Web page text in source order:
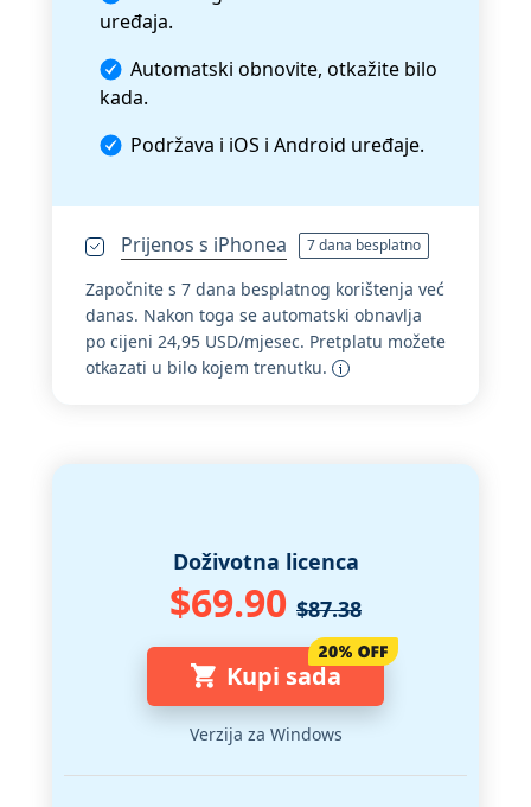
uređaja.
Automatski obnovite, otkažite bilo
kada.
Podržava i iOS i Android uređaje.
Prijenos s iPhonea 7 dana besplatno
Započnite s 7 dana besplatnog korištenja već
danas. Nakon toga se automatski obnavlja
po cijeni 24,95 USD/mjesec. Pretplatu možete
otkazati u bilo kojem trenutku.
Doživotna licenca
$69.90 $87.38
Kupi sada
Verzija za Windows